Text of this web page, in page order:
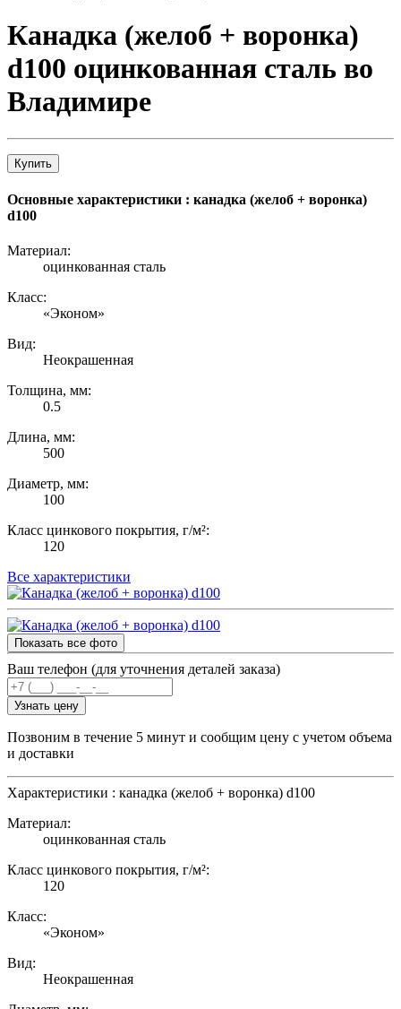
Канадка (желоб + воронка)
d100 оцинкованная сталь во
Владимире
Купить
Основные характеристики : канадка (желоб + воронка)
d100
Материал:
оцинкованная сталь
Класс:
«Эконом»
Вид:
Неокрашенная
Толщина, мм:
0.5
Длина, мм:
500
Диаметр, мм:
100
Класс цинкового покрытия, г/м²:
120
Все характеристики
Показать все фото
Ваш телефон (для уточнения деталей заказа)
Узнать цену
Позвоним в течение 5 минут и сообщим цену с учетом объема
и доставки
Характеристики : канадка (желоб + воронка) d100
Материал:
оцинкованная сталь
Класс цинкового покрытия, г/м²:
120
Класс:
«Эконом»
Вид:
Неокрашенная